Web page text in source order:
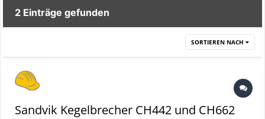
2 Einträge gefunden
SORTIEREN NACH
Sandvik Kegelbrecher CH442 und CH662